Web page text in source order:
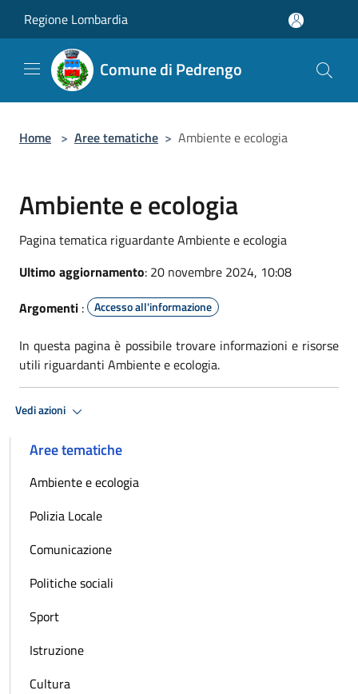
Regione Lombardia
Comune di Pedrengo
Home > Aree tematiche > Ambiente e ecologia
Ambiente e ecologia
Pagina tematica riguardante Ambiente e ecologia
Ultimo aggiornamento: 20 novembre 2024, 10:08
Argomenti : Accesso all'informazione
In questa pagina è possibile trovare informazioni e risorse
utili riguardanti Ambiente e ecologia.
Vedi azioni
Aree tematiche
Ambiente e ecologia
Polizia Locale
Comunicazione
Politiche sociali
Sport
Istruzione
Cultura